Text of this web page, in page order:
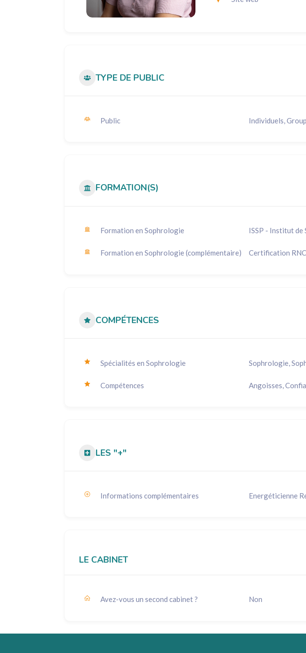
TYPE DE PUBLIC
Public Individuels,
FORMATION(S)
Formation en Sophrologie ISSP - Institut de
Formation en Sophrologie (complémentaire) Certification
COMPÉTENCES
Spécialités en Sophrologie Sophrologie,
Compétences Angoisses,
LES "+"
Informations complémentaires Energéticienne
LE CABINET
Avez-vous un second cabinet ? Non